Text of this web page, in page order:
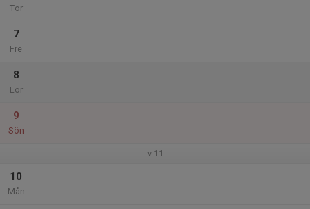
Tor
7
Fre
8
Lör
9
Sön
v.11
10
Mån